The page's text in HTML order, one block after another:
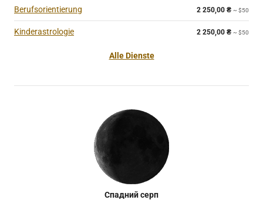
Berufsorientierung 2 250,00 ₴ ~ $50
Kinderastrologie 2 250,00 ₴ ~ $50
Alle Dienste
Спадний серп